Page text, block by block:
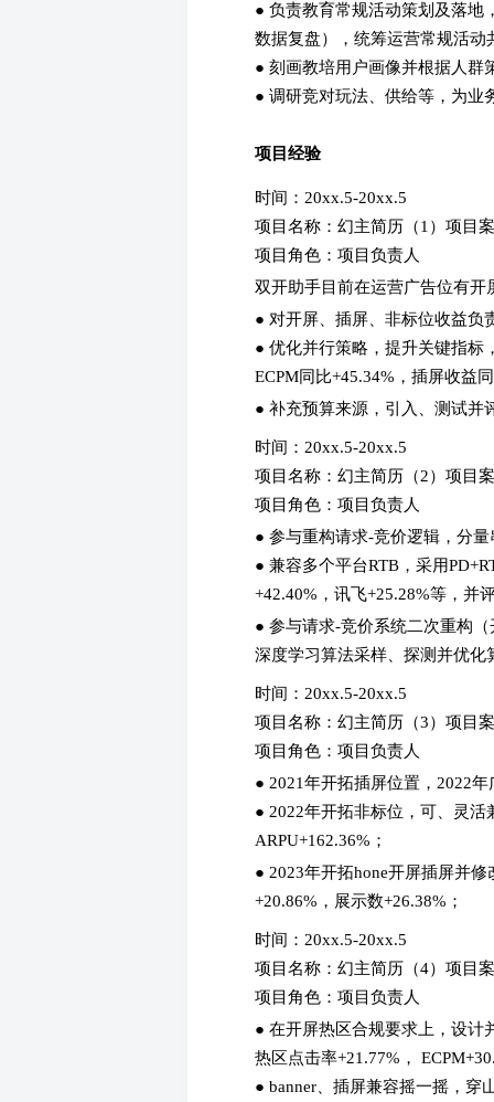
● 负责教育常规活动策划及落地
数据复盘），统筹运营常规活动
● 刻画教培用户画像并根据人群
● 调研竞对玩法、供给等，为业
项目经验
时间：20xx.5-20xx.5
项目名称：幻主简历（1）项目
项目角色：项目负责人
双开助手目前在运营广告位有开
● 对开屏、插屏、非标位收益负
● 优化并行策略，提升关键指标
ECPM同比+45.34%，插屏收益
● 补充预算来源，引入、测试并
时间：20xx.5-20xx.5
项目名称：幻主简历（2）项目
项目角色：项目负责人
● 参与重构请求-竞价逻辑，分
● 兼容多个平台RTB，采用
+42.40%，讯飞+25.28%等，并
● 参与请求-竞价系统二次重构
深度学习算法采样、探测并优化
时间：20xx.5-20xx.5
项目名称：幻主简历（3）项目
项目角色：项目负责人
● 2021年开拓插屏位置，2022
● 2022年开拓非标位，可、灵
ARPU+162.36%；
● 2023年开拓hone开屏插屏并
+20.86%，展示数+26.38%；
时间：20xx.5-20xx.5
项目名称：幻主简历（4）项目
项目角色：项目负责人
● 在开屏热区合规要求上，设计
热区点击率+21.77%，
● banner、插屏兼容摇一摇，穿